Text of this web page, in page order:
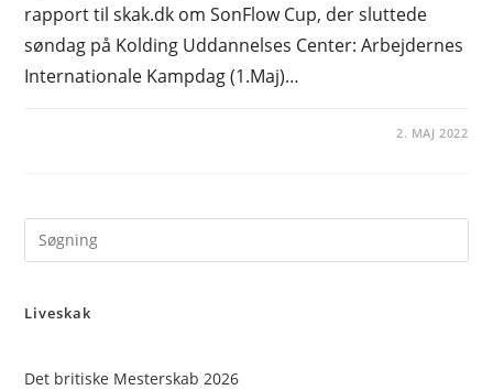
rapport til skak.dk om SonFlow Cup, der sluttede
søndag på Kolding Uddannelses Center: Arbejdernes
Internationale Kampdag (1.Maj)…
2. MAJ 2022
Liveskak
Det britiske Mesterskab 2026